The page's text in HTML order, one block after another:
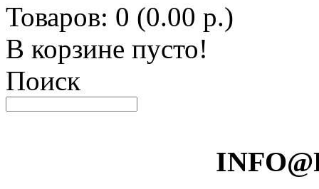
Товаров: 0 (0.00 р.)
В корзине пусто!
Поиск